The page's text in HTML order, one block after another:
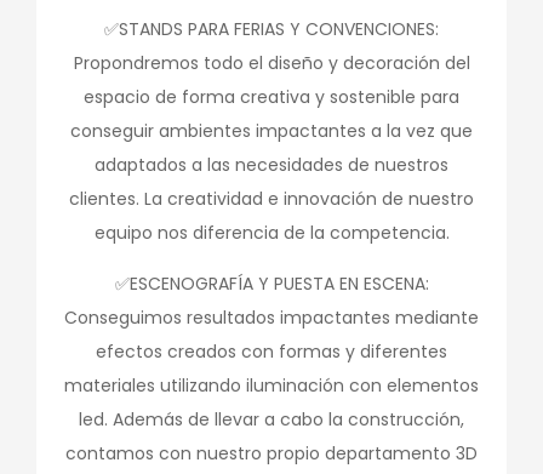
✅STANDS PARA FERIAS Y CONVENCIONES:
Propondremos todo el diseño y decoración del
espacio de forma creativa y sostenible para
conseguir ambientes impactantes a la vez que
adaptados a las necesidades de nuestros
clientes. La creatividad e innovación de nuestro
equipo nos diferencia de la competencia.
✅ESCENOGRAFÍA Y PUESTA EN ESCENA:
Conseguimos resultados impactantes mediante
efectos creados con formas y diferentes
materiales utilizando iluminación con elementos
led. Además de llevar a cabo la construcción,
contamos con nuestro propio departamento 3D